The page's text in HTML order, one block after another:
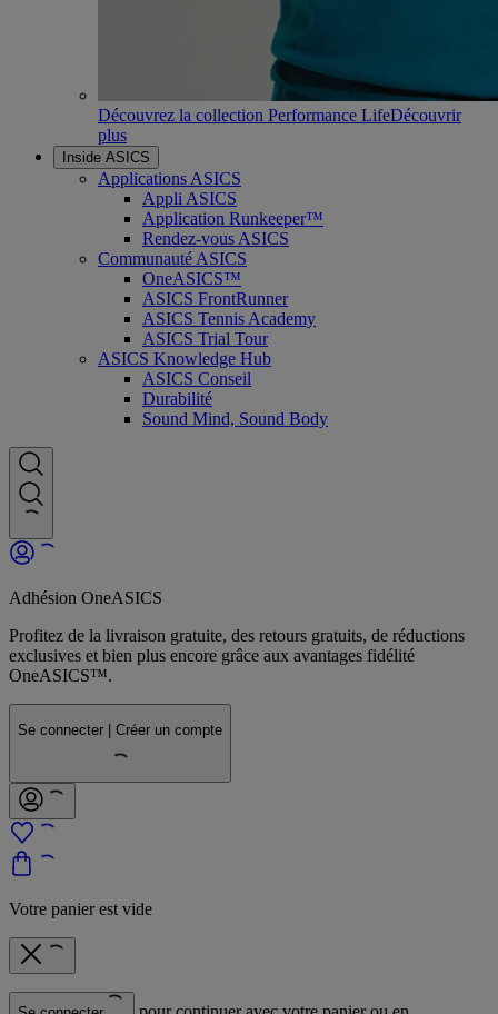
Découvrez la collection Performance LifeDécouvrir
plus
Inside ASICS
Applications ASICS
Appli ASICS
Application Runkeeper™
Rendez-vous ASICS
Communauté ASICS
OneASICS™
ASICS FrontRunner
ASICS Tennis Academy
ASICS Trial Tour
ASICS Knowledge Hub
ASICS Conseil
Durabilité
Sound Mind, Sound Body
Adhésion OneASICS
Profitez de la livraison gratuite, des retours gratuits, de réductions
exclusives et bien plus encore grâce aux avantages fidélité
OneASICS™.
Se connecter | Créer un compte
Votre panier est vide